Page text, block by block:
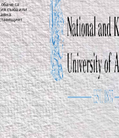
са
съюз или